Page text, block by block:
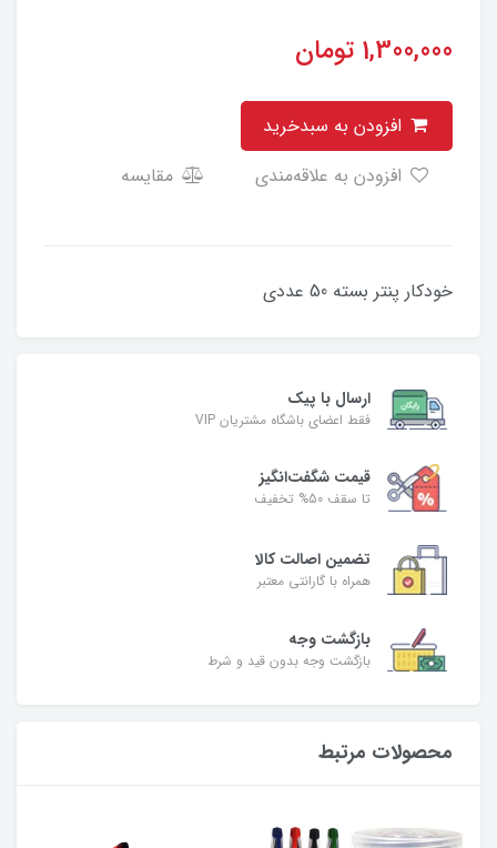
1,300,000 تومان
مقایسه
خودکار پنتر بسته 50 عددی
ارسال با پیک
فقط اعضای باشگاه مشتریان VIP
قیمت شگفت‌انگیز
تا سقف 50% تخفیف
تضمین اصالت کالا
همراه با گارانتی معتبر
بازگشت وجه
بازگشت وجه بدون قید و شرط
محصولات مرتبط